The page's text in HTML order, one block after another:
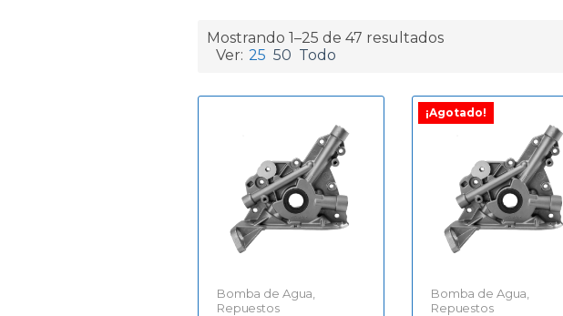
Mostrando 1–25 de 47 resultados
Ver: 25 50 Todo
Bomba de Agua
Repuestos
¡Agotado!
Bomba de Agua
Repuestos